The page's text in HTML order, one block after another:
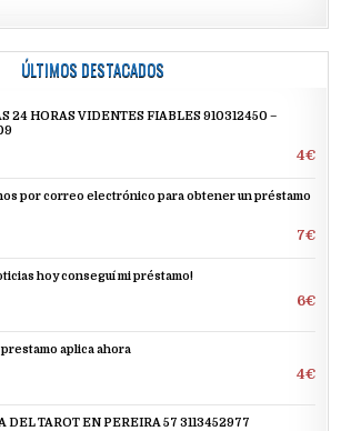
ÚLTIMOS DESTACADOS
24 HORAS VIDENTES FIABLES 910312450 –
4€
por correo electrónico para obtener un préstamo
7€
hoy conseguí mi préstamo!
6€
aplica ahora
4€
DEL TAROT EN PEREIRA 57 3113452977